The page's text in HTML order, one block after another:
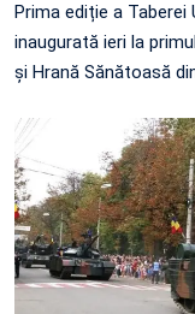
Prima ediție a Taberei
inaugurată ieri la
și Hrană Sănătoasă